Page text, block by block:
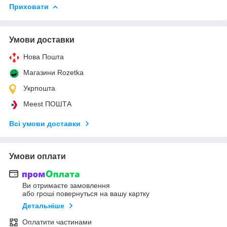
Приховати
Умови доставки
Нова Пошта
Магазини Rozetka
Укрпошта
Meest ПОШТА
Всі умови доставки
Умови оплати
Ви отримаєте замовлення
або гроші повернуться на вашу картку
Детальніше
Оплатити частинами